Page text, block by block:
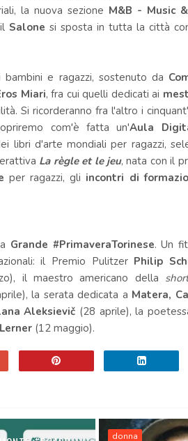
la nuova sezione M&B - Music
Salone si sposta in tutta la città
e ragazzi, sostenuto da
Miari, fra cui quelli dedicati ai
Si ricorderanno fra l'altro i
com'è fatta un'Aula
libri d'arte mondiali per ragazzi,
La règle et le jeu, nata con il
per ragazzi, gli incontri di
Grande #PrimaveraTorinese. Un
il Premio Pulitzer Philip
il maestro americano della
la serata dedicata a Matera,
Aleksievič (28 aprile), la
(12 maggio).
donna